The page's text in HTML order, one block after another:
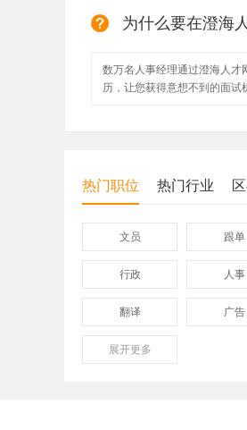
为什么要在澄海
数万名人事经理通过澄海人才
历，让您获得意想不到的面试
热门职位 热门行业
文员 跟单
行政 人事
翻译 广告
保险
展开更多